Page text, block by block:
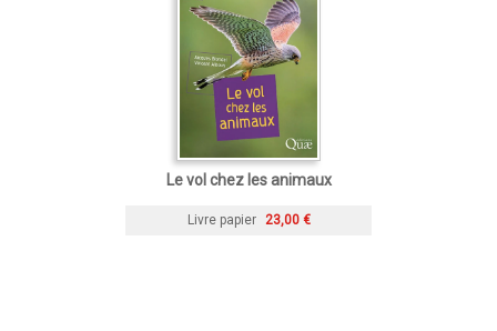
Le vol chez les animaux
Livre papier 23,00 €